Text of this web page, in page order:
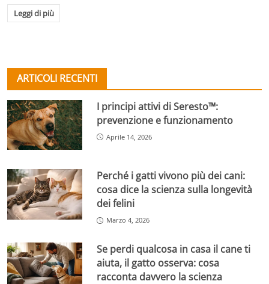
Leggi di più
ARTICOLI RECENTI
I principi attivi di Seresto™:
prevenzione e funzionamento
Aprile 14, 2026
Perché i gatti vivono più dei cani:
cosa dice la scienza sulla longevità
dei felini
Marzo 4, 2026
Se perdi qualcosa in casa il cane ti
aiuta, il gatto osserva: cosa
racconta davvero la scienza